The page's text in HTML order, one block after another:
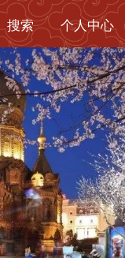
搜索 个人中心